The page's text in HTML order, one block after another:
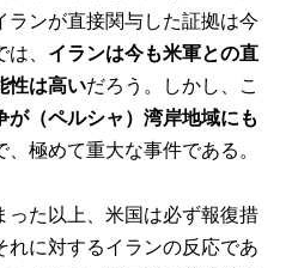
ランが直接関与した証拠は今
、 イランは今も米軍との直
性は高いだろう。しかし、こ
が（ペルシャ）湾岸地域にも
、極めて重大な事件である。
った以上、米国は必ず報復措
れに対するイランの反応であ